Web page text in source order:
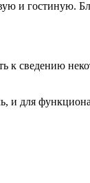
и гостиную.
к сведению
для